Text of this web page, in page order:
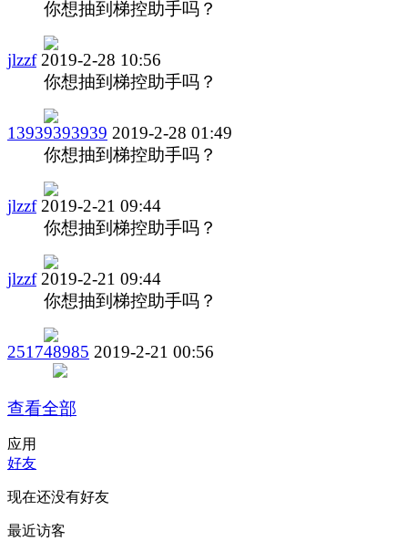
你想抽到梯控助手吗？
jlzzf 2019-2-28 10:56
你想抽到梯控助手吗？
13939393939 2019-2-28 01:49
你想抽到梯控助手吗？
jlzzf 2019-2-21 09:44
你想抽到梯控助手吗？
jlzzf 2019-2-21 09:44
你想抽到梯控助手吗？
251748985 2019-2-21 00:56
查看全部
应用
好友
现在还没有好友
最近访客